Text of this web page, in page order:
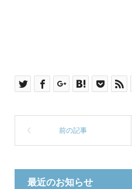
最近のお知らせ